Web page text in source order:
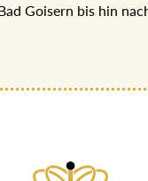
Goisern bis hin